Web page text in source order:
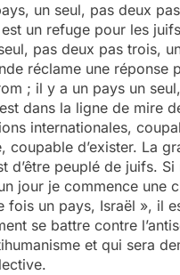
un seul, pas deux
un refuge pour les
pas deux pas trois,
réclame une réponse
; il y a un pays un
dans la ligne de mire
internationales,
coupable d’exister. La
d’être peuplé de juifs.
jour je commence une
fois un pays, Israël », il
se battre contre
et qui sera